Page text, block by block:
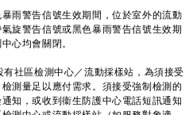
警告信號生效期間，位於室外的流動
旋警告信號或黑色暴雨警告信號生效期
心均會關閉。
區檢測中心／流動採樣站，為須接受
測量足以應付需求。須接受強制檢測的
知，或收到衞生防護中心電話短訊通知